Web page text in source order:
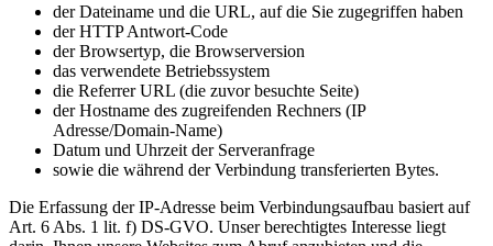
der Dateiname und die URL, auf die Sie zugegriffen haben
der HTTP Antwort-Code
der Browsertyp, die Browserversion
das verwendete Betriebssystem
die Referrer URL (die zuvor besuchte Seite)
der Hostname des zugreifenden Rechners (IP
Adresse/Domain-Name)
Datum und Uhrzeit der Serveranfrage
sowie die während der Verbindung transferierten Bytes.
Die Erfassung der IP-Adresse beim Verbindungsaufbau basiert auf
Art. 6 Abs. 1 lit. f) DS-GVO. Unser berechtigtes Interesse liegt